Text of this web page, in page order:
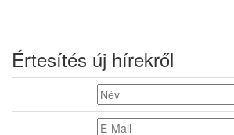
Értesítés új hírekről